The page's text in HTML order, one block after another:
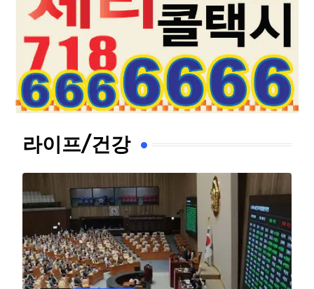
라이프/건강